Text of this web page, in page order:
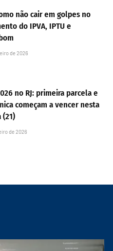
não cair em golpes no
do IPVA, IPTU e
de 2026
no RJ: primeira parcela e
começam a vencer nesta
de 2026